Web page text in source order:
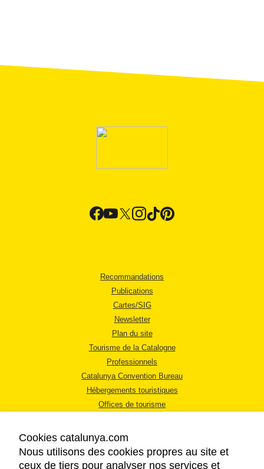
Recommandations
Publications
Cartes/SIG
Newsletter
Plan du site
Tourisme de la Catalogne
Professionnels
Catalunya Convention Bureau
Hébergements touristiques
Offices de tourisme
Cookies catalunya.com
Nous utilisons des cookies propres au site et
ceux de tiers pour analyser nos services et